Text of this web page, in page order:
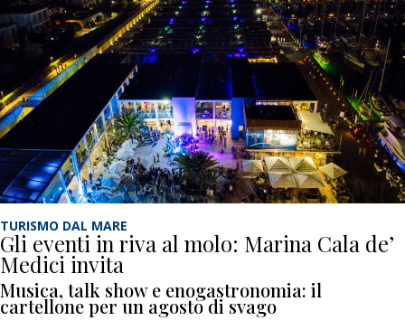
TURISMO DAL MARE
Gli eventi in riva al molo: Marina Cala de’
Medici invita
Musica, talk show e enogastronomia: il
cartellone per un agosto di svago